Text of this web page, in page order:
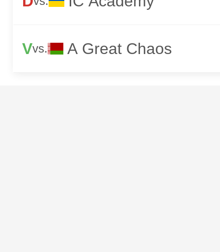
Vvs. A Great Chaos